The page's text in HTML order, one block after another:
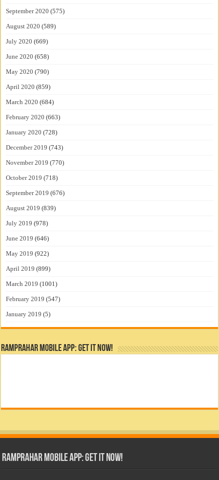
September 2020 (575)
August 2020 (589)
July 2020 (669)
June 2020 (658)
May 2020 (790)
April 2020 (859)
March 2020 (684)
February 2020 (663)
January 2020 (728)
December 2019 (743)
November 2019 (770)
October 2019 (718)
September 2019 (676)
August 2019 (839)
July 2019 (978)
June 2019 (646)
May 2019 (922)
April 2019 (899)
March 2019 (1001)
February 2019 (547)
January 2019 (5)
RamPrahar Mobile App: Get it Now!
RamPrahar Mobile App: Get it Now!